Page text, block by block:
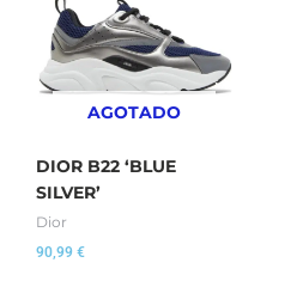
AGOTADO
DIOR B22 ‘BLUE
SILVER’
Dior
90,99 €